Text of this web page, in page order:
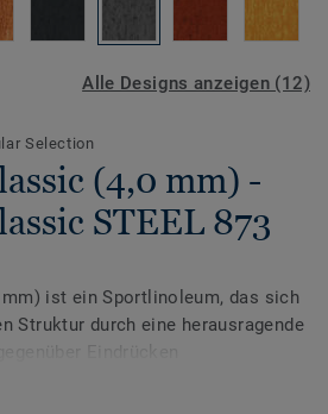
Alle Designs anzeigen (12)
Selection
(4,0 mm) -
STEEL 873
ist ein Sportlinoleum, das sich
Struktur durch eine herausragende
des Linoleum Sportbodens